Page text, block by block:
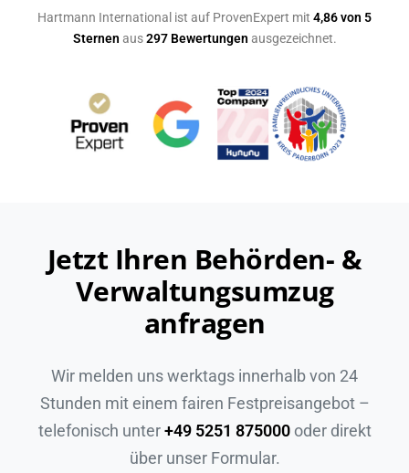
Hartmann International ist auf ProvenExpert mit 4,86 von 5
Sternen aus297 Bewertungen ausgezeichnet.
Jetzt Ihren Behörden- &
Verwaltungsumzug
anfragen
Wir melden uns werktags innerhalb von 24
Stunden mit einem fairen Festpreisangebot –
telefonisch unter+49 5251 875000oder direkt
über unser Formular.